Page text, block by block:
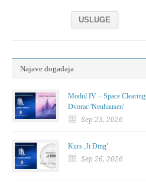
USLUGE
Najave događaja
Modul IV – Space Clearing
Dvorac 'Neuhausen'
Sep 23, 2026
Kurs ,Ji Đing’
Sep 26, 2026